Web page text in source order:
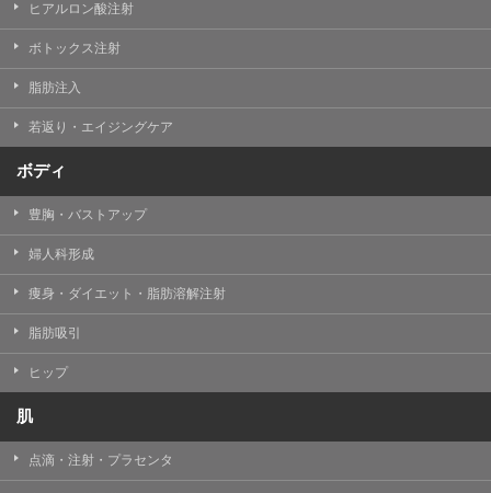
ヒアルロン酸注射
ボトックス注射
脂肪注入
若返り・エイジングケア
ボディ
豊胸・バストアップ
婦人科形成
痩身・ダイエット・脂肪溶解注射
脂肪吸引
ヒップ
肌
点滴・注射・プラセンタ